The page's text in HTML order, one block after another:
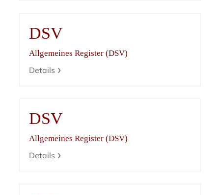
DSV
Allgemeines Register (DSV)
Details
DSV
Allgemeines Register (DSV)
Details